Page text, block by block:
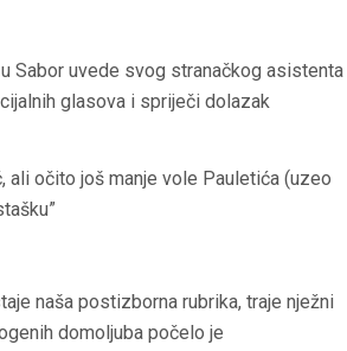
Sabor uvede svog stranačkog asistenta
glasova i spriječi dolazak
ali očito još manje vole Pauletića (uzeo
naša postizborna rubrika, traje nježni
domoljuba počelo je